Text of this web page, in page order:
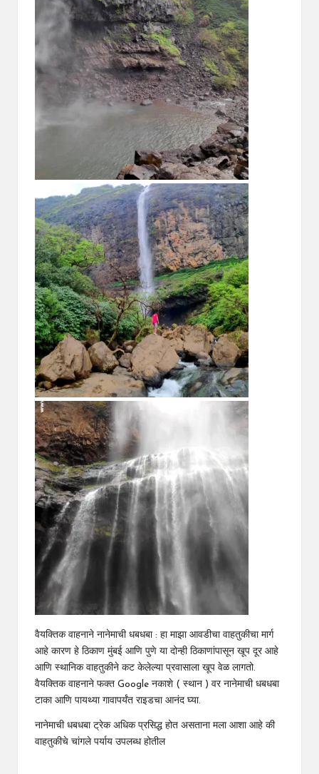
वैयक्तिक वाहनाने नानेमाची धबधबा : हा माझा आवडीचा वाहतुकीचा मार्ग
आहे कारण हे ठिकाण मुंबई आणि पुणे या दोन्ही ठिकाणांपासून खूप दूर आहे
आणि स्थानिक वाहतुकीने कट केलेल्या प्रवासाला खूप वेळ लागतो.
वैयक्तिक वाहनाने फक्त Google नकाशे ( स्थान ) वर नानेमाची धबधबा
टाका आणि पायथ्या गावापर्यंत राइडचा आनंद घ्या.
नानेमाची धबधबा ट्रेक अधिक प्रसिद्ध होत असताना मला आशा आहे की
वाहतुकीचे चांगले पर्याय उपलब्ध होतील